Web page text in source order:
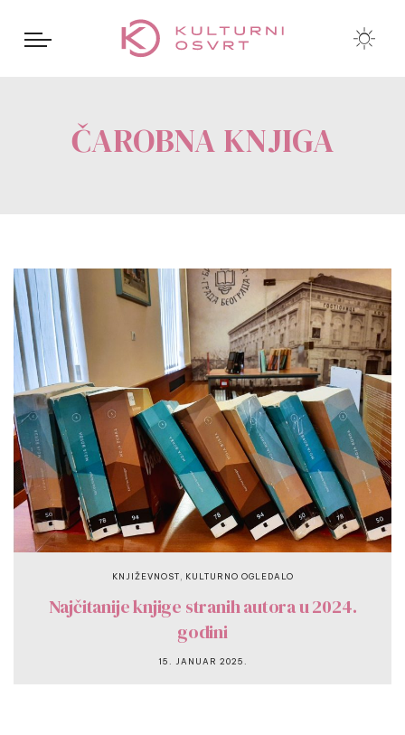
ČAROBNA KNJIGA
KNJIŽEVNOST KULTURNO OGLEDALO
Najčitanije knjige stranih autora u 2024.
godini
15. JANUAR 2025.